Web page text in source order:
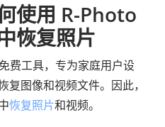
使用 R-Photo
恢复照片
费工具，专为家庭用户设
图像和视频文件。因此，
恢复照片和视频。